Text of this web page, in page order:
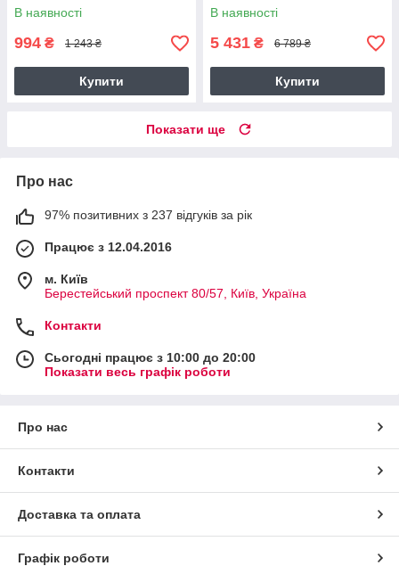
В наявності
994 ₴ 1 243 ₴
Купити
В наявності
5 431 ₴ 6 789 ₴
Купити
Показати ще
Про нас
97% позитивних з 237 відгуків за рік
Працює з 12.04.2016
м. Київ
Берестейський проспект 80/57, Київ, Україна
Контакти
Сьогодні працює з 10:00 до 20:00
Показати весь графік роботи
Про нас
Контакти
Доставка та оплата
Графік роботи